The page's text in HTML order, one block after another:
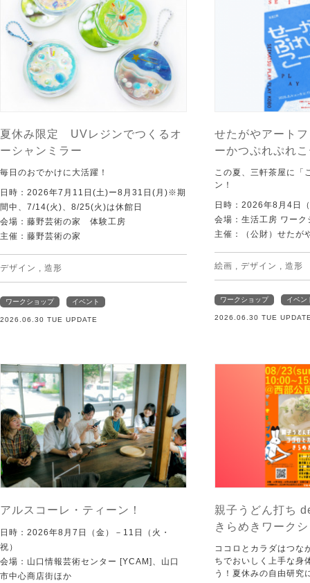
夏休み限定 UVレジンでつくるオ
ーシャンミラー
毎日のおでかけに大活躍！
日時：2026年7月11日(土)ー8月31日(月)※期
間中、7/14(火)、8/25(火)は休館日
会場：藤野芸術の家 体験工房
主催：藤野芸術の家
デザイン 造形
ワークショップ イベント
2026.06.30 TUE UPDATE
せたがやアート
ーかつぷれぷれ
この夏、三軒茶屋に「
ン！
日時：2026年8月4日
会場：生活工房 ワー
主催：（公財）せたが
絵画 デザイン 造形
ワークショップ イベン
2026.06.30 TUE
アルスコーレ・ティーン！
日時：2026年8月7日（金）－11日（火・
祝）
会場：山口情報芸術センター [YCAM]、山口
市中心商店街ほか
親子うどん打ち
きらめきワーク
ココロとカラダはつな
ちでおいしく上手な身
う！夏休みの自由研究